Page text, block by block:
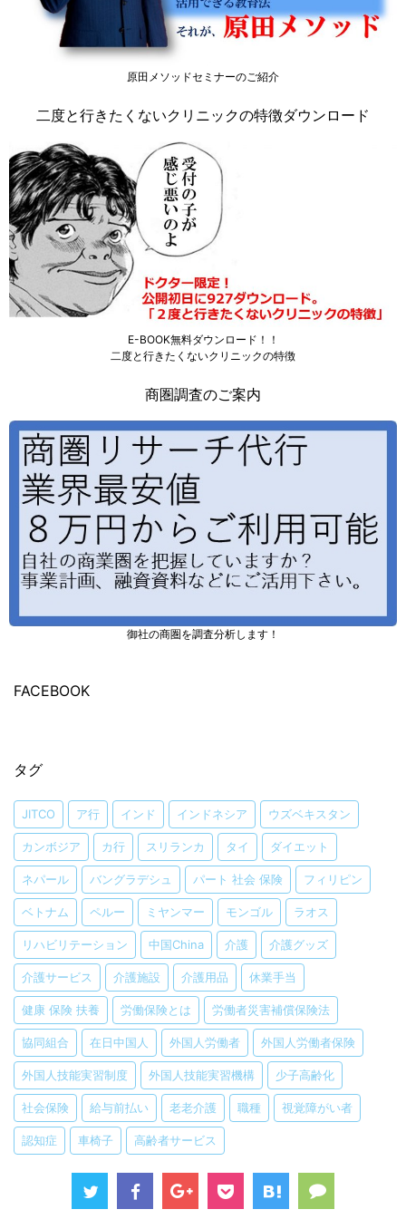
原田メソッドセミナーのご紹介
二度と行きたくないクリニックの特徴ダウンロード
E-BOOK無料ダウンロード！！
二度と行きたくないクリニックの特徴
商圏調査のご案内
御社の商圏を調査分析します！
FACEBOOK
タグ
JITCO ア行 インド インドネシア ウズベキスタン
カンボジア カ行 スリランカ タイ ダイエット
ネパール バングラデシュ パート 社会 保険 フィリピン
ベトナム ペルー ミヤンマー モンゴル ラオス
リハビリテーション 中国China 介護 介護グッズ
介護サービス 介護施設 介護用品 休業手当
健康 保険 扶養 労働保険とは 労働者災害補償保険法
協同組合 在日中国人 外国人労働者 外国人労働者保険
外国人技能実習制度 外国人技能実習機構 少子高齢化
社会保険 給与前払い 老老介護 職種 視覚障がい者
認知症 車椅子 高齢者サービス